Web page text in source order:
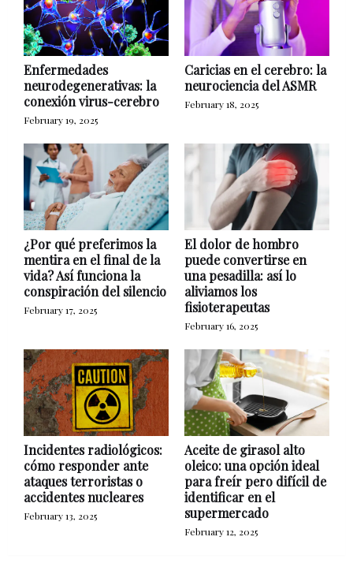
Enfermedades
neurodegenerativas: la
conexión virus-cerebro
February 19, 2025
Caricias en el cerebro: la
neurociencia del ASMR
February 18, 2025
¿Por qué preferimos la
mentira en el final de la
vida? Así funciona la
conspiración del silencio
February 17, 2025
El dolor de hombro
puede convertirse en
una pesadilla: así lo
aliviamos los
fisioterapeutas
February 16, 2025
Incidentes radiológicos:
cómo responder ante
ataques terroristas o
accidentes nucleares
February 13, 2025
Aceite de girasol alto
oleico: una opción ideal
para freír pero difícil de
identificar en el
supermercado
February 12, 2025